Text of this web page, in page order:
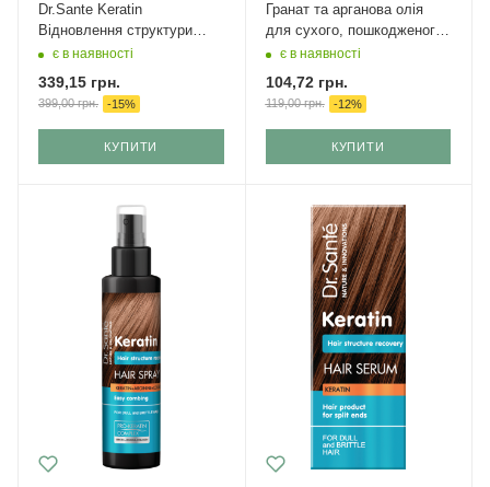
Dr.Sante Keratin
Відновлення структури
1000мл
є в наявності
339,15 грн.
399,00грн. -15%
КУПИТИ
Гранат та арганова олія
для сухого, пошкодженого
волосся 350 мл
є в наявності
104,72грн.
119,00грн. -12%
КУПИТИ